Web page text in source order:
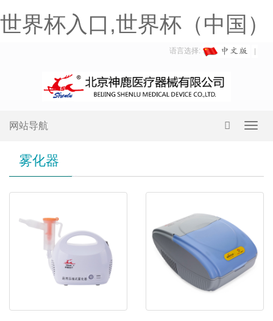
世界杯入口,世界杯（中国）
语言选择:
网站导航
雾化器